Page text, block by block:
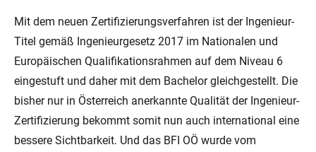
Mit dem neuen Zertifizierungsverfahren ist der Ingenieur-
Titel gemäß Ingenieurgesetz 2017 im Nationalen und
Europäischen Qualifikationsrahmen auf dem Niveau 6
eingestuft und daher mit dem Bachelor gleichgestellt. Die
bisher nur in Österreich anerkannte Qualität der Ingenieur-
Zertifizierung bekommt somit nun auch international eine
bessere Sichtbarkeit. Und das BFI OÖ wurde vom